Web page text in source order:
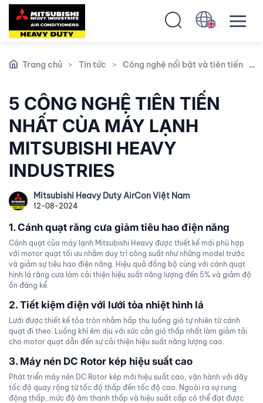
Trang chủ > Tin tức > Công nghệ nổi bật và tiên tiến
5 CÔNG NGHỆ TIÊN TIẾN
NHẤT CỦA MÁY LẠNH
MITSUBISHI HEAVY
INDUSTRIES
Mitsubishi Heavy Duty AirCon Việt Nam
12-08-2024
1. Cánh quạt răng cưa giảm tiêu hao điện năng
Cánh quạt của máy lạnh Mitsubishi Heavy được thiết kế mới phù hợp
với motor quạt tối ưu nhằm duy trì công suất như những model trước
và giảm sự tiêu hao điện năng. Hiệu quả đồng bộ cùng với cánh quạt
hình lá răng cưa làm cải thiện hiệu suất năng lượng đến 5% và giảm độ
ồn đáng kể.
2. Tiết kiệm điện với lưới tỏa nhiệt hình lá
Lưới được thiết kế tỏa tròn nhằm hấp thu luồng gió tự nhiên từ cánh
quạt đi theo. Luồng khí êm dịu với sức cản gió thấp nhất làm giảm tải
cho motor quạt dẫn đến sự cải thiện hiệu suất năng lượng cao.
3. Máy nén DC Rotor kép hiệu suất cao
Phát triển máy nén DC Rotor kép mới hiệu suất cao, vận hành với dãy
tốc độ quay rộng từ tốc độ thấp đến tốc độ cao. Ngoài ra sự rung
động thấp, mức độ âm thanh thấp và hiệu suất cấp có thể đạt được